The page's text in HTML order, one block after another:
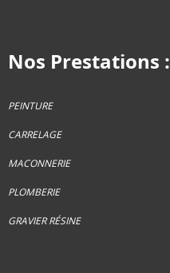
Nos Prestations :
PEINTURE
CARRELAGE
MACONNERIE
PLOMBERIE
GRAVIER RÉSINE